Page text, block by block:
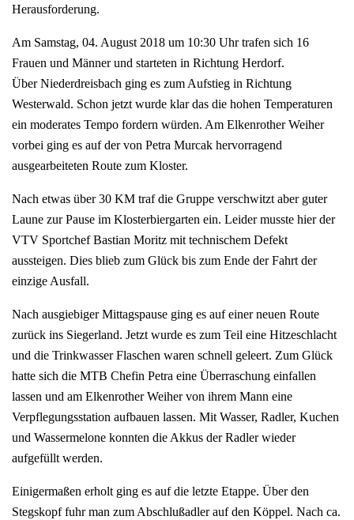
Herausforderung.
Am Samstag, 04. August 2018 um 10:30 Uhr trafen sich 16
Frauen und Männer und starteten in Richtung Herdorf.
Über Niederdreisbach ging es zum Aufstieg in Richtung
Westerwald. Schon jetzt wurde klar das die hohen Temperaturen
ein moderates Tempo fordern würden. Am Elkenrother Weiher
vorbei ging es auf der von Petra Murcak hervorragend
ausgearbeiteten Route zum Kloster.
Nach etwas über 30 KM traf die Gruppe verschwitzt aber guter
Laune zur Pause im Klosterbiergarten ein. Leider musste hier der
VTV Sportchef Bastian Moritz mit technischem Defekt
aussteigen. Dies blieb zum Glück bis zum Ende der Fahrt der
einzige Ausfall.
Nach ausgiebiger Mittagspause ging es auf einer neuen Route
zurück ins Siegerland. Jetzt wurde es zum Teil eine Hitzeschlacht
und die Trinkwasser Flaschen waren schnell geleert. Zum Glück
hatte sich die MTB Chefin Petra eine Überraschung einfallen
lassen und am Elkenrother Weiher von ihrem Mann eine
Verpflegungsstation aufbauen lassen. Mit Wasser, Radler, Kuchen
und Wassermelone konnten die Akkus der Radler wieder
aufgefüllt werden.
Einigermaßen erholt ging es auf die letzte Etappe. Über den
Stegskopf fuhr man zum Abschlußadler auf den Köppel. Nach ca.